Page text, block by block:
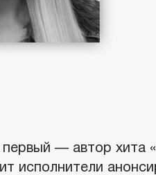
— автор хита
исполнители